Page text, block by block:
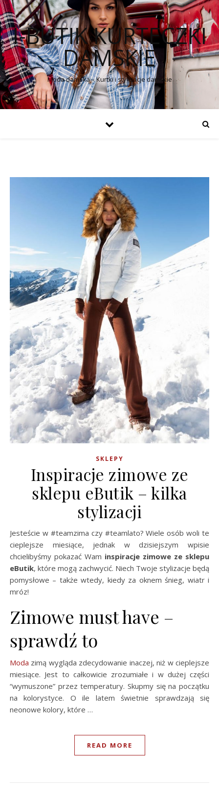
I-BUTIK KURTECZKI
DAMSKIE
Moda damska – Kurtki i stylizacje damskie
SKLEPY
Inspiracje zimowe ze
sklepu eButik – kilka
stylizacji
Jesteście w #teamzima czy #teamlato? Wiele osób woli te
cieplejsze miesiące, jednak w dzisiejszym wpisie
chcielibyśmy pokazać Wam inspiracje zimowe ze sklepu
eButik, które mogą zachwycić. Niech Twoje stylizacje będą
pomysłowe – także wtedy, kiedy za oknem śnieg, wiatr i
mróz!
Zimowe must have –
sprawdź to
Moda zimą wygląda zdecydowanie inaczej, niż w cieplejsze
miesiące. Jest to całkowicie zrozumiałe i w dużej części
“wymuszone” przez temperatury. Skupmy się na początku
na kolorystyce. O ile latem świetnie sprawdzają się
neonowe kolory, które …
READ MORE